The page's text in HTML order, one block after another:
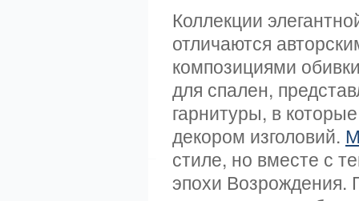
Коллекции
отличаются
композициями
для спален,
гарнитуры, в
декором изголовий.
стиле, но вместе с
эпохи Возрождения.